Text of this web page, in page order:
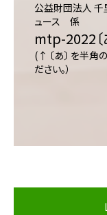
公益財団法人
ュース 係
mtp-2022
(↑ 〔あ〕 を半角
ださい。）